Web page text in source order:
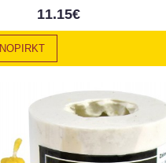
11.15€
NOPIRKT